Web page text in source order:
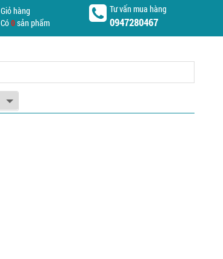
Giỏ hàng
Có0sản phẩm
Tư vấn mua hàng
0947280467